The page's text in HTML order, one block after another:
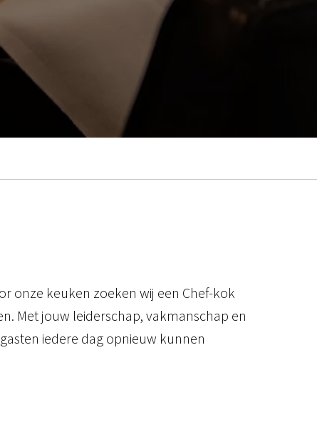
onze keuken zoeken wij een Chef-kok
Met jouw leiderschap, vakmanschap en
iedere dag opnieuw kunnen